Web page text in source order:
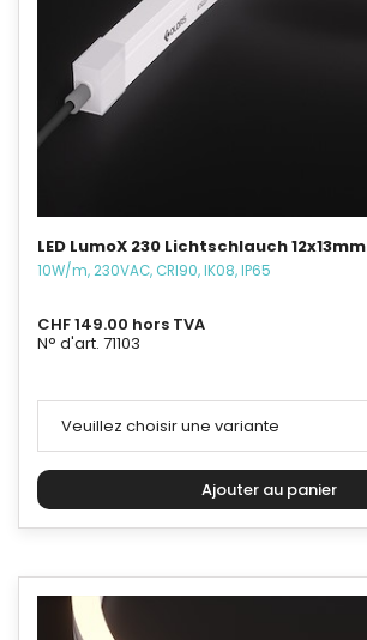
LED LumoX 230 Lichtschlauch 12x13mm
10W/m, 230VAC, CRI90, IK08, IP65
CHF 149.00 hors TVA
N° d'art. 71103